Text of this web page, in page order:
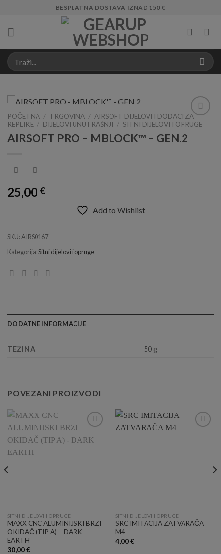
content
BESPLATNA DOSTAVA IZNAD 150 €
Add to
Wishlist
POČETNA / TRGOVINA / AIRSOFT DIJELOVI I DODACI ZA
REPLIKE / DIJELOVI UNUTRAŠNJI / SITNI DIJELOVI I OPRUGE
AIRSOFT PRO – MBLOCK™ – GEN.2
25,00 €
Add to Wishlist
SKU:AIRS0167
Kategorija:Sitni dijelovi i opruge
DODATNE INFORMACIJE
TEŽINA 50 g
POVEZANI PROIZVODI
Wishlist
SITNI DIJELOVI I OPRUGE
MAXX CNC ALUMINIJSKI BRZI
OKIDAČ (TIP A) – DARK
EARTH
30,00€
SITNI DIJELOVI I OPRUGE
SRC IMITACIJA ZATVARAČA
M4
4,00€